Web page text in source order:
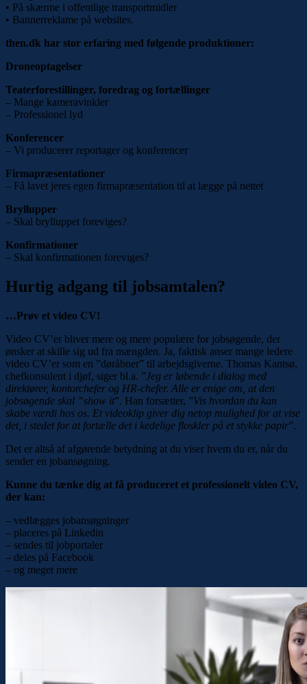
• På skærme i offentlige transportmidler
• Bannerreklame på websites.
then.dk har stor erfaring med følgende produktioner:
Droneoptagelser
Teaterforestillinger, foredrag og fortællinger
– Mange kameravinkler
– Professionel lyd
Konferencer
– Vi producerer reportager og konferencer
Firmapræsentationer
– Få lavet jeres egen firmapræsentation til at lægge på nettet
Bryllupper
– Skal brylluppet foreviges?
Konfirmationer
– Skal konfirmationen foreviges?
Hurtig adgang til jobsamtalen?
…Prøv et video CV!
Video CV’er bliver mere og mere populære for jobsøgende, der
ønsker at skille sig ud fra mængden. Ja, faktisk anser mange ledere
video CV’er som en ”døråbner” til arbejdsgiverne. Thomas Kantsø,
chefkonsulent i djøf, siger bl.a. ”Jeg er løbende i dialog med
direktører, kontorchefer og HR-chefer. Alle er enige om, at den
jobsøgende skal ”show it”. Han forsætter, ”Vis hvordan du kan
skabe værdi hos os. Et videoklip giver dig netop mulighed for at vise
det, i stedet for at fortælle det i kedelige floskler på et stykke papir”.
Det er altså af afgørende betydning at du viser hvem du er, når du
sender en jobansøgning.
Kunne du tænke dig at få produceret et professionelt video CV,
der kan:
– vedlægges jobansøgninger
– placeres på Linkedin
– sendes til jobportaler
– deles på Facebook
– og meget mere